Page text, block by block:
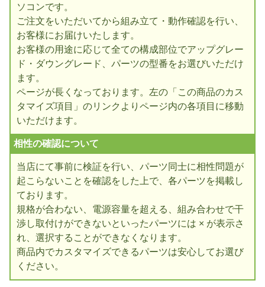
ソコンです。
ご注文をいただいてから組み立て・動作確認を行い、
お客様にお届けいたします。
お客様の用途に応じて全ての構成部位でアップグレー
ド・ダウングレード、パーツの型番をお選びいただけ
ます。
ページが長くなっております。左の「この商品のカス
タマイズ項目」のリンクよりページ内の各項目に移動
いただけます。
相性の確認について
当店にて事前に検証を行い、パーツ同士に相性問題が
起こらないことを確認をした上で、各パーツを掲載し
ております。
規格が合わない、電源容量を超える、組み合わせで干
渉し取付けができないといったパーツには × が表示さ
れ、選択することができなくなります。
商品内でカスタマイズできるパーツは安心してお選び
ください。